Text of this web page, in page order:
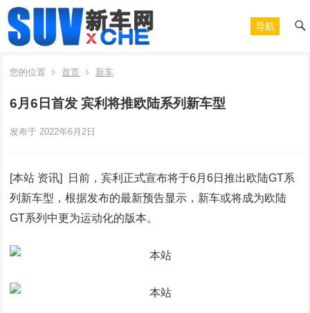
导航
您的位置 首页 新车
6月6日首发 宾利将推欧陆系列新车型
发布于 2022年6月2日
[本站 资讯] 日前，宾利正式宣布将于6月6日推出欧陆GT系
列新车型，根据发布的最新预告显示，新车或将成为欧陆
GT系列中更为运动化的版本。